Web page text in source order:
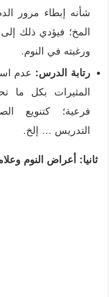
شأنه إبطاء مرور
المخ؛ فيؤدي ذلك
ورغبته في النوم.
رتابة الدرس: عدم
المثيرات بكل ما
فرعية؛ كتنويع
التدريس … إلخ.
ثانيا: أعراض النوم